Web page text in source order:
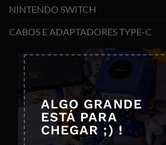
ALGO GRANDE
ESTÁ PARA
CHEGAR ;) !
NINTENDO SWITCH
CABOS E ADAPTADORES TYPE-C